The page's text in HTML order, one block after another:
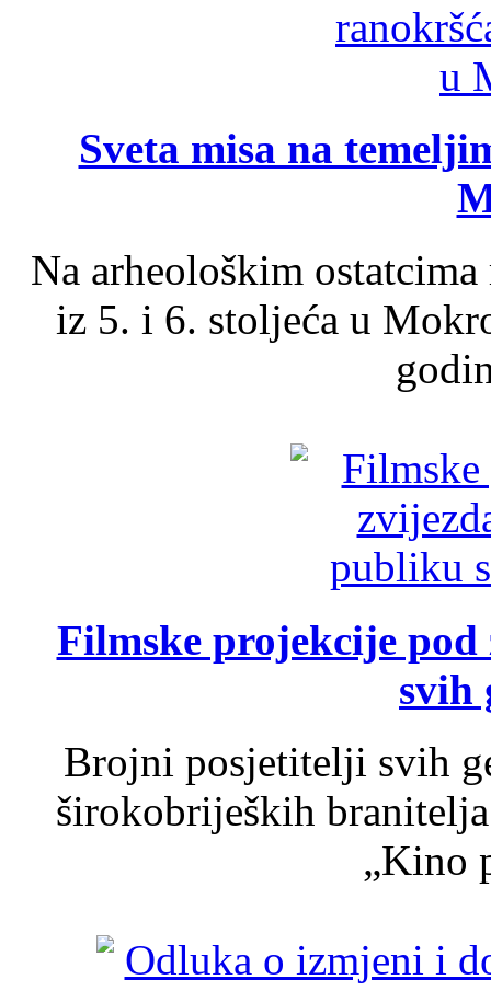
Sveta misa na
Na arheološkim
iz 5. i 6. stoljeća u
Filmske projekcije
svih
Brojni posjetitelji svih
širokobrijeških
„Kino